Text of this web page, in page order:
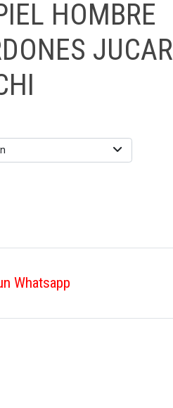
HOMBRE
JUCAR
Whatsapp